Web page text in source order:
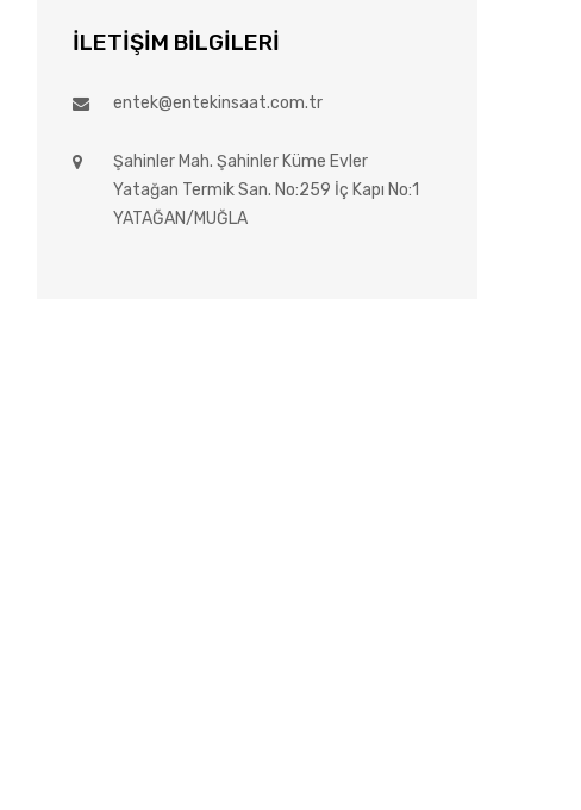
İLETIŞIM BILGILERI
entek@entekinsaat.com.tr
Şahinler Mah. Şahinler Küme Evler
Yatağan Termik San. No:259 İç Kapı No:1
YATAĞAN/MUĞLA